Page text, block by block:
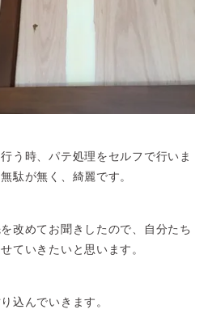
う時、パテ処理をセルフで行いま
駄が無く、綺麗です。
改めてお聞きしたので、自分たち
ていきたいと思います。
込んでいきます。